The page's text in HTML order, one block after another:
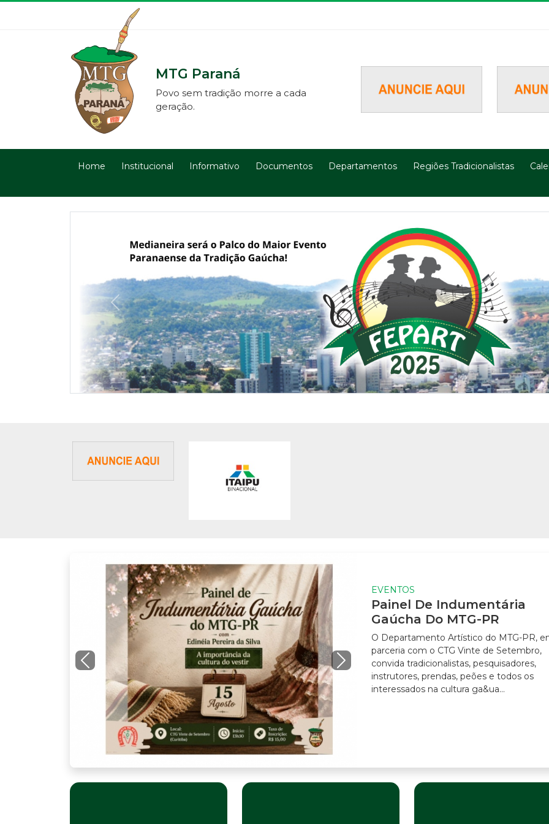
MTG Paraná
Povo sem tradição morre a cada
geração.
Home Institucional Informativo Documentos Departamentos Regiões Tradicionalistas
Previous
EVENTOS
Painel De Indumentária
Gaúcha Do MTG-PR
O Departamento Artístico do MTG-PR, em
parceria com o CTG Vinte de Setembro,
convida tradicionalistas, pesquisadores,
instrutores, prendas, peões e todos os
interessados na cultura ga&ua...